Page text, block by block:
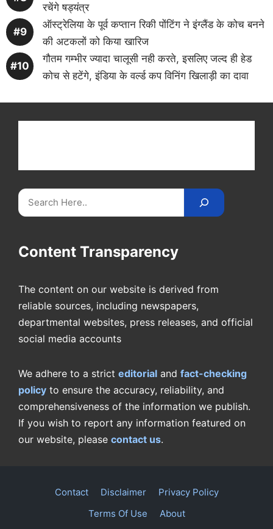
रचेंगे षड्यंत्र
ऑस्ट्रेलिया के पूर्व कप्तान रिकी पोंटिंग ने इंग्लैंड के कोच बनने
की अटकलों को किया खारिज
गौतम गम्भीर ज्यादा चालूसी नही करते, इसलिए जल्द ही हेड
कोच से हटेंगे, इंडिया के वर्ल्ड कप विनिंग खिलाड़ी का दावा
Search
Content Transparency
The content on our website is derived from
reliable sources, including newspapers,
departmental websites, press releases, and official
social media accounts
We adhere to a strict editorial and fact-checking
policy to ensure the accuracy, reliability, and
comprehensiveness of the information we publish.
If you wish to report any information featured on
our website, please contact us.
Contact Disclaimer
Privacy Policy
Terms Of Use
About